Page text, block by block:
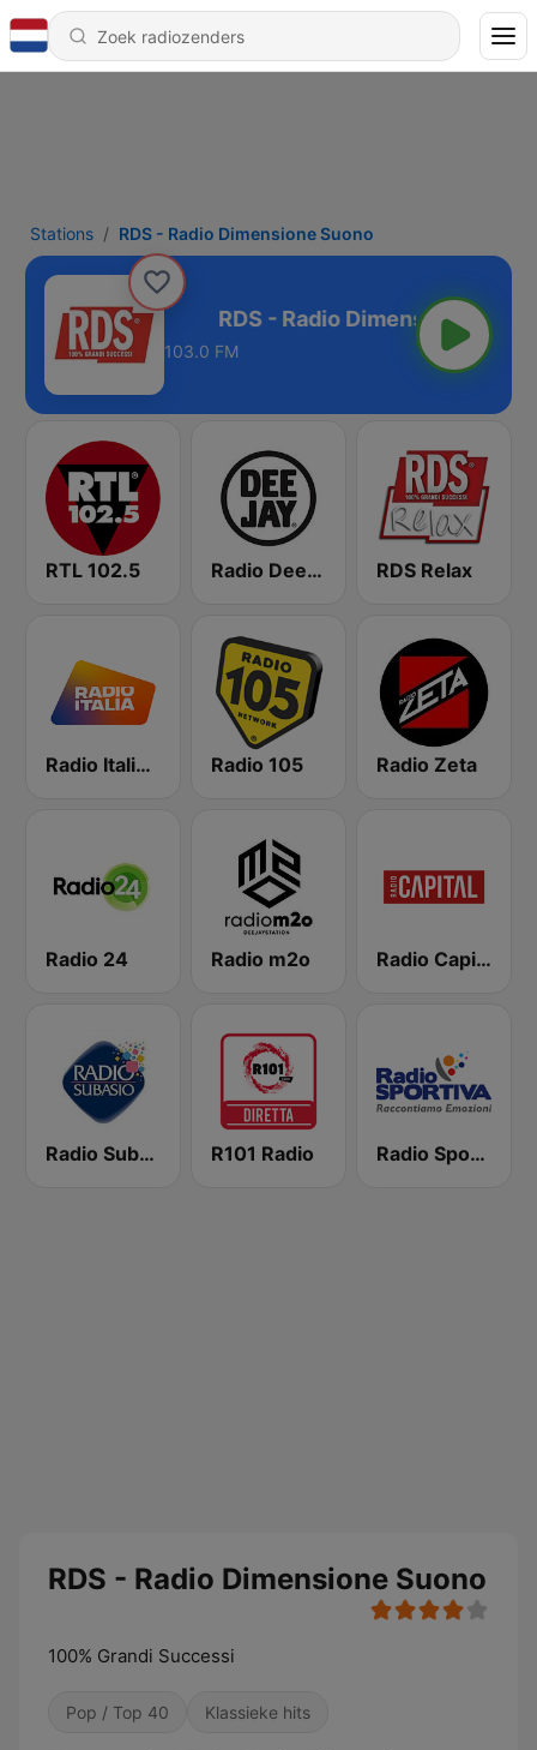
Stations RDS - Radio Dimensione Suono
Suono
103.0 FM
RTL 102.5 Radio Deejay RDS Relax
Radio Italia solomusicaitaliana Radio 105 Radio Zeta
Radio 24 Radio m2o Radio Capital
Radio Subasio R101 Radio Radio Sportiva
RDS - Radio Dimensione Suono
100% Grandi Successi
Pop / Top 40 Klassieke hits